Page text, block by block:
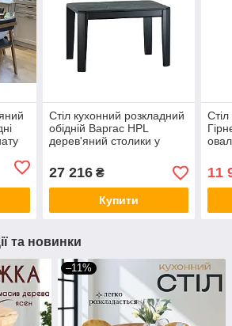
Стіл кухонний розкладний
обідній Варгас HPL
дерев'яний столики у
столи для кухні кафе
27 216₴
Купити
11
та новинки
–11%